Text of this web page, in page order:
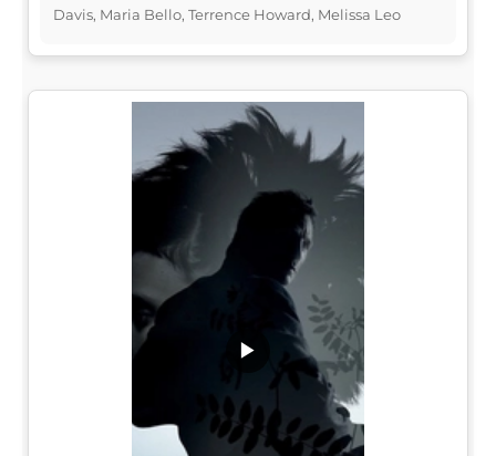
Davis, Maria Bello, Terrence Howard, Melissa Leo
▶